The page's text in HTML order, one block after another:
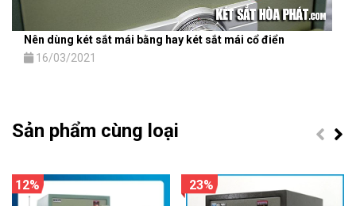
Nên dùng két sắt mái bằng hay két sắt mái cổ điển
16/03/2021
Sản phẩm cùng loại
12% 23%